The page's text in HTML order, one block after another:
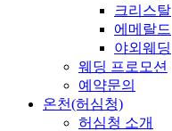
크리스탈
에메랄드
야외웨딩
웨딩 프로모션
예약문의
온천(허심청)
허심청 소개